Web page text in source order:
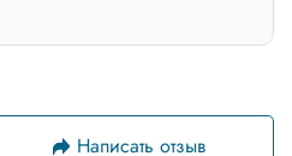
Написать отзыв